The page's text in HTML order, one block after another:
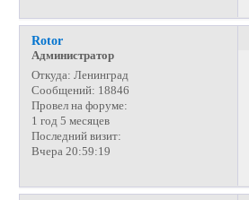
Rotor
Администратор
Откуда: Ленинград
Сообщений: 18846
Провел на форуме:
1 год 5 месяцев
Последний визит:
Вчера 20:59:19